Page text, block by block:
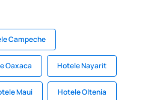
Campeche
Oaxaca Hotele Nayarit
Maui Hotele Oltenia